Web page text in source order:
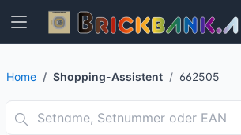
Home Shopping-Assistent 662505